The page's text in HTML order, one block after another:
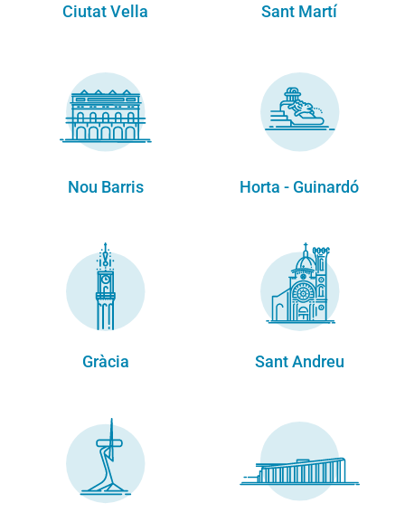
Ciutat Vella Sant Martí
Nou Barris Horta - Guinardó
Gràcia Sant Andreu